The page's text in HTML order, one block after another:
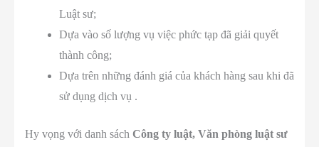
Luật sư;
Dựa vào số lượng vụ việc phức tạp đã giải quyết
thành công;
Dựa trên những đánh giá của khách hàng sau khi đã
sử dụng dịch vụ .
Hy vọng với danh sách Công ty luật, Văn phòng luật sư